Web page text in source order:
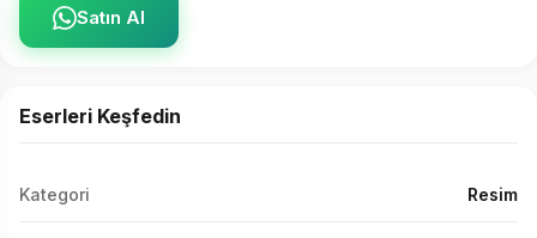
Satın Al
Eserleri Keşfedin
Kategori Resim